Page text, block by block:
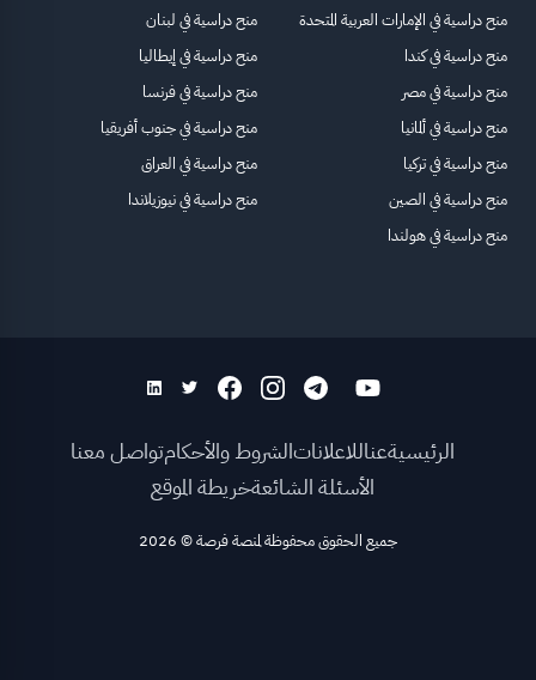
منح دراسية في الإمارات العربية المتحدة
منح دراسية في كندا
منح دراسية في مصر
منح دراسية في ألمانيا
منح دراسية في تركيا
منح دراسية في الصين
منح دراسية في هولندا
منح دراسية في لبنان
منح دراسية في إيطاليا
منح دراسية في فرنسا
منح دراسية في جنوب أفريقيا
منح دراسية في العراق
منح دراسية في نيوزيلاندا
الرئيسيةعناللاعلاناتالشروط والأحكامتواصل معنا
الأسئلة الشائعةخريطة الموقع
جميع الحقوق محفوظة لمنصة فرصة©
2026